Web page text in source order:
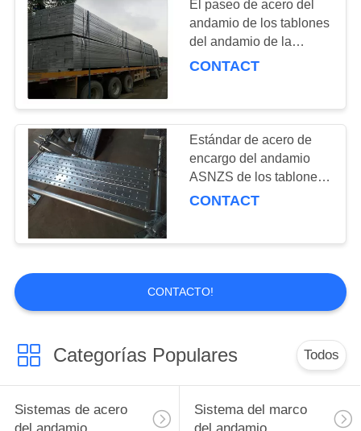
El paseo de acero del
andamio de los tablones
del andamio de la
calzada del edificio sube
CONTACT
Estándar de acero de
encargo del andamio
ASNZS de los tablones
del paseo de los
CONTACT
CONTACTO!
Categorías Populares Todos
Sistemas de acero
Sistema del marco